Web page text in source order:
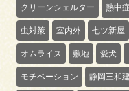
クリーンシェルター 熱中
虫対策 室内外 七ツ新屋
オムライス 敷地 愛犬
モチベーション 静岡三和